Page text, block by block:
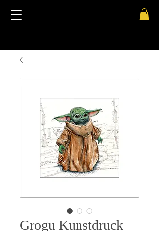
Grogu Kunstdruck